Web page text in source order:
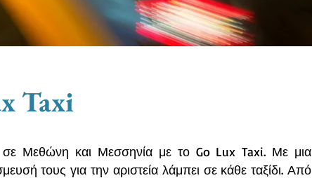
Taxi
σε Μεθώνη και Μεσσηνία με το Go Lux Taxi. Με μια
τους για την αριστεία λάμπει σε κάθε ταξίδι. Από